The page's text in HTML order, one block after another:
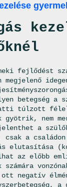
fejlődést
megjelenő
betegség a
túlzott
gyötrik, nem
a
csak a
elutasítása
az előbb
számára
negatív